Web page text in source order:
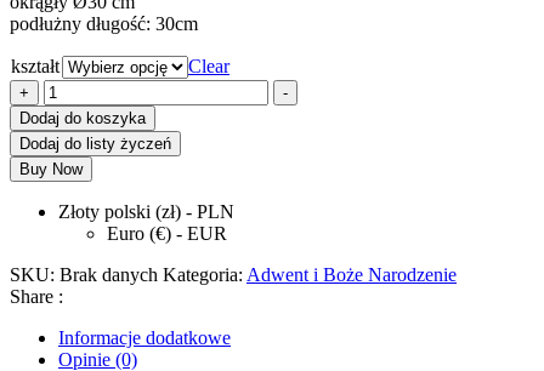
podłużny długość: 30cm
kształt Clear
+
ilość
Stroik
w
donicy
średni
cm
-
Dodaj do koszyka
Dodaj do listy życzeń
Buy Now
Złoty polski (zł) - PLN
Euro (€) - EUR
SKU: Brak danych Kategoria: Adwent i Boże Narodzenie
Share :
Informacje dodatkowe
Opinie (0)